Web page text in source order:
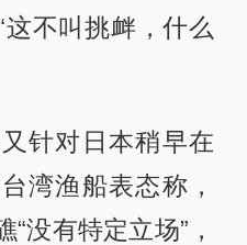
不叫挑衅，什么
针对日本稍早在
湾渔船表态称，
没有特定立场”，